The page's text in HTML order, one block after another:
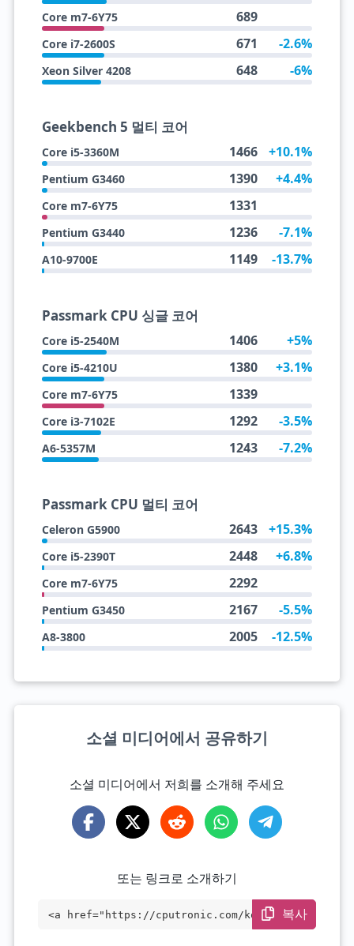
Core m7-6Y75 689
Core i7-2600S 671 -2.6%
Xeon Silver 4208 648 -6%
Geekbench 5 멀티 코어
Core i5-3360M 1466 +10.1%
Pentium G3460 1390 +4.4%
Core m7-6Y75 1331
Pentium G3440 1236 -7.1%
A10-9700E 1149 -13.7%
Passmark CPU 싱글 코어
Core i5-2540M 1406 +5%
Core i5-4210U 1380 +3.1%
Core m7-6Y75 1339
Core i3-7102E 1292 -3.5%
A6-5357M 1243 -7.2%
Passmark CPU 멀티 코어
Celeron G5900 2643 +15.3%
Core i5-2390T 2448 +6.8%
Core m7-6Y75 2292
Pentium G3450 2167 -5.5%
A8-3800 2005 -12.5%
소셜 미디어에서 공유하기
소셜 미디어에서 저희를 소개해 주세요
또는 링크로 소개하기
<a href="https://cputronic.com/ko/cpu/in
복사